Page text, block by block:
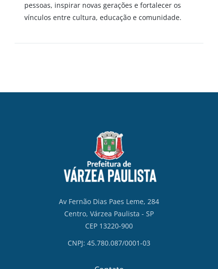
pessoas, inspirar novas gerações e fortalecer os
vínculos entre cultura, educação e comunidade.
Av Fernão Dias Paes Leme, 284
Centro, Várzea Paulista - SP
CEP 13220-900
CNPJ: 45.780.087/0001-03